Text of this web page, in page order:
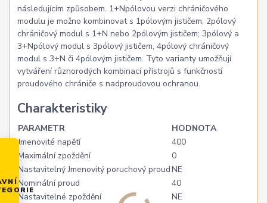
následujícím způsobem. 1+Npólovou verzi chráničového
modulu je možno kombinovat s 1pólovým jističem; 2pólový
chráničový modul s 1+N nebo 2pólovým jističem; 3pólový a
3+Npólový modul s 3pólový jističem, 4pólový chráničový
modul s 3+N či 4pólovým jističem. Tyto varianty umožňují
vytváření různorodých kombinací přístrojů s funkčností
proudového chrániče s nadproudovou ochranou.
Charakteristiky
PARAMETR
HODNOTA
Jmenovité napětí
400
Maximální zpoždění
0
Nastavitelný Jmenovitý poruchový proudNE
Nominální proud
40
Nastavitelné zpoždění
NE